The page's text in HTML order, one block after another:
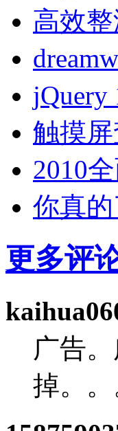
高效
触摸
2010
你真
更多评
广告
掉。。